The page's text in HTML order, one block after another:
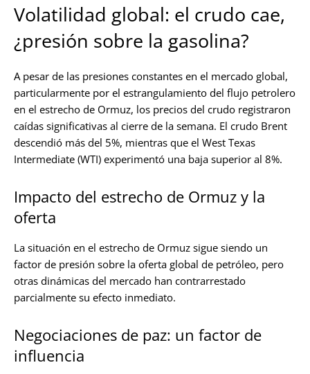
Volatilidad global: el crudo cae,
¿presión sobre la gasolina?
A pesar de las presiones constantes en el mercado global,
particularmente por el estrangulamiento del flujo petrolero
en el estrecho de Ormuz, los precios del crudo registraron
caídas significativas al cierre de la semana. El crudo Brent
descendió más del 5%, mientras que el West Texas
Intermediate (WTI) experimentó una baja superior al 8%.
Impacto del estrecho de Ormuz y la
oferta
La situación en el estrecho de Ormuz sigue siendo un
factor de presión sobre la oferta global de petróleo, pero
otras dinámicas del mercado han contrarrestado
parcialmente su efecto inmediato.
Negociaciones de paz: un factor de
influencia